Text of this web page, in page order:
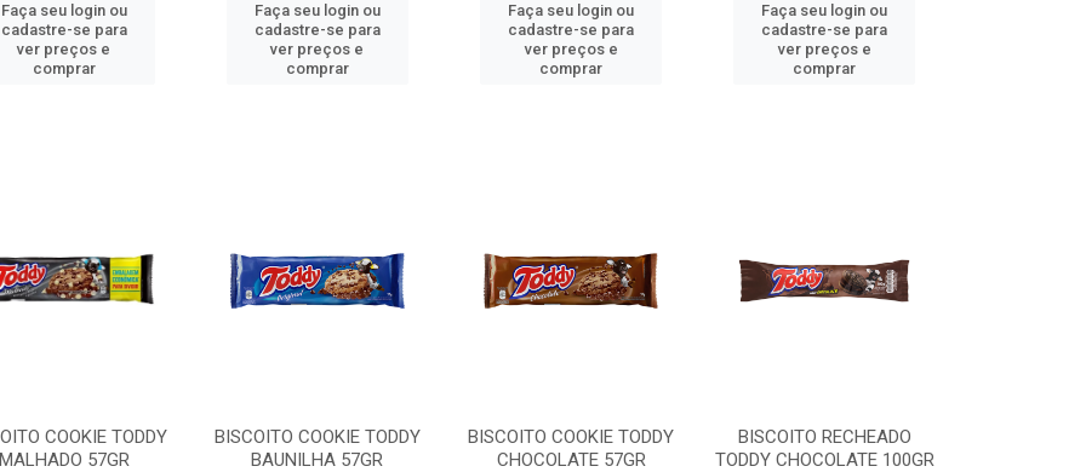
Faça seu login ou
cadastre-se para
ver preços e
comprar
Faça seu login ou
cadastre-se para
ver preços e
comprar
Faça seu login ou
cadastre-se para
ver preços e
comprar
Faça seu login ou
cadastre-se para
ver preços e
comprar
COOKIE TODDY
57GR
BISCOITO COOKIE TODDY
BAUNILHA 57GR
BISCOITO COOKIE TODDY
CHOCOLATE 57GR
BISCOITO RECHEADO
TODDY CHOCOLATE 100GR